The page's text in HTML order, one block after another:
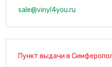
sale@vinyl4you.ru
Пункт выдачи в